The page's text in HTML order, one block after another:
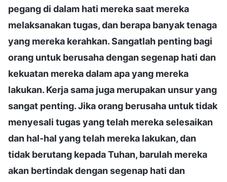
pegang di dalam hati mereka saat mereka
melaksanakan tugas, dan berapa banyak tenaga
yang mereka kerahkan. Sangatlah penting bagi
orang untuk berusaha dengan segenap hati dan
kekuatan mereka dalam apa yang mereka
lakukan. Kerja sama juga merupakan unsur yang
sangat penting. Jika orang berusaha untuk tidak
menyesali tugas yang telah mereka selesaikan
dan hal-hal yang telah mereka lakukan, dan
tidak berutang kepada Tuhan, barulah mereka
akan bertindak dengan segenap hati dan